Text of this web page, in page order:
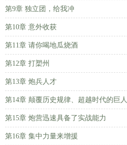
第9章 独立团，给我冲
第10章 意外收获
第11章 请你喝地瓜烧酒
第12章 打槊州
第13章 炮兵人才
第14章 颠覆历史规律、超越时代的巨人
第15章 炮营迅速具备了实战能力
第16章 集中力量来增援